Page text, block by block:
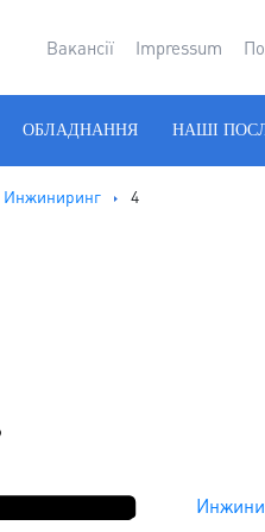
Вакансії Impressum
ОБЛАДНАННЯ НАШІ
Инжиниринг 4